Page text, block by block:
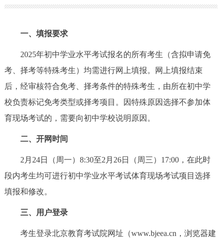
市领导 机构职能 政策服务
政务服务
个人服务 法人服务 部门服务
便民服务
中介服务
一、填报要求
2025年初中学业水平考试报名的所有考生（含拟申请免
考、择考等特殊考生）均需进行网上填报。网上填报结束
后，经审核符合免考、择考条件的特殊考生，由所在初中学
校负责标记免考类型或择考项目。因特殊原因选择不参加体
育现场考试的，需要向初中学校说明原因。
二、开网时间
2月24日（周一）8:30至2月26日（周三）17:00，在此时
段内考生均可进行初中学业水平考试体育现场考试项目选择
填报和修改。
三、用户登录
考生登录北京教育考试院网址（www.bjeea.cn，浏览器建